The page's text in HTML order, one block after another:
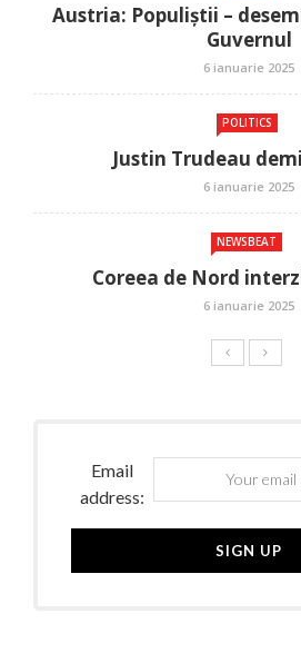
Austria: Populiștii –
Guvernul
6 ianuarie 2025
POLITICS
Justin Trudeau
6 ianuarie 2025
NEWSBEAT
Coreea de Nord
6 ianuarie 2025
Email
address: